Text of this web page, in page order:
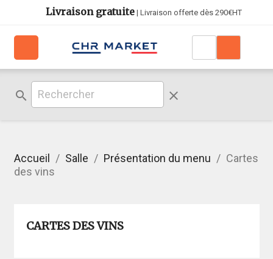
Livraison gratuite| Livraison offerte dès 290€HT
search clear
Accueil Salle Présentation du menu
Cartes
des vins
CARTES DES VINS